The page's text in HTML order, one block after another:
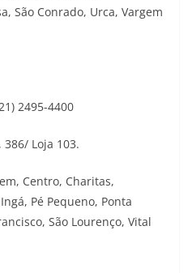
São Conrado, Urca, Vargem
2495-4400
Loja 103.
Centro, Charitas,
Pé Pequeno, Ponta
São Lourenço, Vital